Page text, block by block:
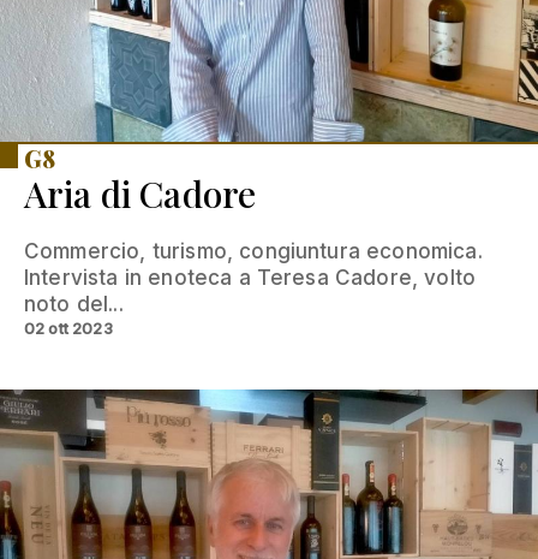
G8
Aria di Cadore
Commercio, turismo, congiuntura economica.
Intervista in enoteca a Teresa Cadore, volto
noto del...
02 ott 2023